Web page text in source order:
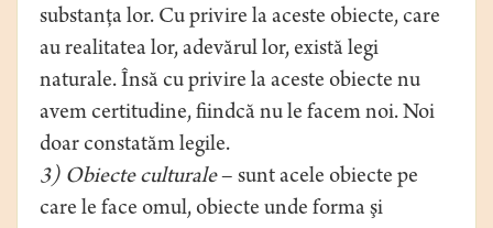
substanţa lor. Cu privire la aceste obiecte, care
au realitatea lor, adevărul lor, există legi
naturale. Însă cu privire la aceste obiecte nu
avem certitudine, fiindcă nu le facem noi. Noi
doar constatăm legile.
3) Obiecte culturale– sunt acele obiecte pe
care le face omul, obiecte unde forma şi